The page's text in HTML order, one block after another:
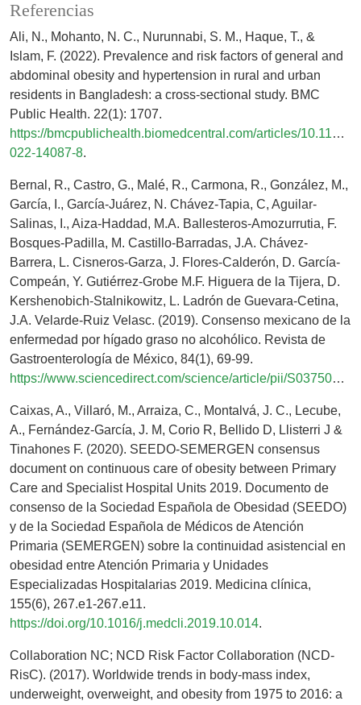
Referencias
Ali, N., Mohanto, N. C., Nurunnabi, S. M., Haque, T., &
Islam, F. (2022). Prevalence and risk factors of general and
abdominal obesity and hypertension in rural and urban
residents in Bangladesh: a cross-sectional study. BMC
Public Health. 22(1): 1707.
https://bmcpublichealth.biomedcentral.com/articles/10.1186/
022-14087-8.
Bernal, R., Castro, G., Malé, R., Carmona, R., González, M.,
García, I., García-Juárez, N. Chávez-Tapia, C, Aguilar-
Salinas, I., Aiza-Haddad, M.A. Ballesteros-Amozurrutia, F.
Bosques-Padilla, M. Castillo-Barradas, J.A. Chávez-
Barrera, L. Cisneros-Garza, J. Flores-Calderón, D. García-
Compeán, Y. Gutiérrez-Grobe M.F. Higuera de la Tijera, D.
Kershenobich-Stalnikowitz, L. Ladrón de Guevara-Cetina,
J.A. Velarde-Ruiz Velasc. (2019). Consenso mexicano de la
enfermedad por hígado graso no alcohólico. Revista de
Gastroenterología de México, 84(1), 69-99.
https://www.sciencedirect.com/science/article/pii/S0375090618301794
Caixas, A., Villaró, M., Arraiza, C., Montalvá, J. C., Lecube,
A., Fernández-García, J. M, Corio R, Bellido D, Llisterri J &
Tinahones F. (2020). SEEDO-SEMERGEN consensus
document on continuous care of obesity between Primary
Care and Specialist Hospital Units 2019. Documento de
consenso de la Sociedad Española de Obesidad (SEEDO)
y de la Sociedad Española de Médicos de Atención
Primaria (SEMERGEN) sobre la continuidad asistencial en
obesidad entre Atención Primaria y Unidades
Especializadas Hospitalarias 2019. Medicina clínica,
155(6), 267.e1-267.e11.
https://doi.org/10.1016/j.medcli.2019.10.014.
Collaboration NC; NCD Risk Factor Collaboration (NCD-
RisC). (2017). Worldwide trends in body-mass index,
underweight, overweight, and obesity from 1975 to 2016: a